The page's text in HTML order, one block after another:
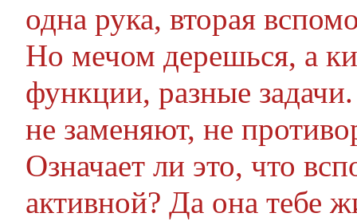
одна рука, вторая
Но мечом дерешься, а
функции, разные
не заменяют, не
Означает ли это, что
активной? Да она тебе